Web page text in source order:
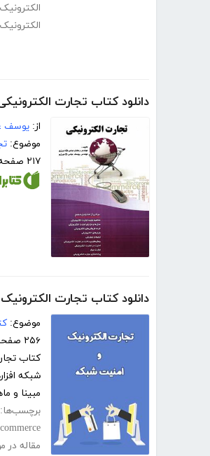
الکترونیک
الکترونیک
دانلود کتاب تجارت
از: یوسف
موضوع:
۲۱۷ صفحه
دانلود کتاب تجارت
موضوع:
۲۵۶ صفحه
کتاب
شبکه
مبینا و
برچسب‌ها:
commerce
مقاله در